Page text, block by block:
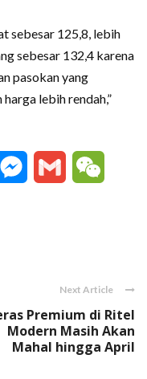
sebesar 125,8, lebih
sebesar 132,4 karena
pasokan yang
lebih rendah,”
Messenger
Gmail
Next Article
Premium di Ritel
Modern Masih Akan
Mahal hingga April